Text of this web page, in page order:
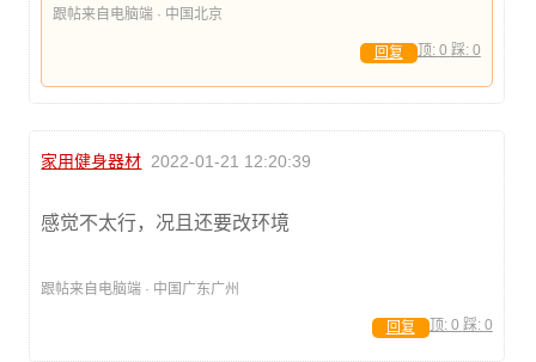
跟帖来自电脑端 · 中国北京
顶: 0 踩: 0
回复
家用健身器材 2022-01-21 12:20:39
感觉不太行，况且还要改环境
跟帖来自电脑端 · 中国广东广州
顶: 0 踩: 0
回复